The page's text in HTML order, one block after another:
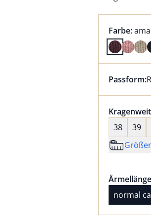
Farbe:
Farbe
Dieser
Passform:
38
39
normal